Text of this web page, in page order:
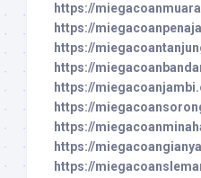
https://
https://
https://
https://
https://
https://
https://
https://
https://